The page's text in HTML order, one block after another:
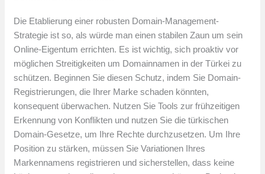
Die Etablierung einer robusten Domain-Management-
Strategie ist so, als würde man einen stabilen Zaun um sein
Online-Eigentum errichten. Es ist wichtig, sich proaktiv vor
möglichen Streitigkeiten um Domainnamen in der Türkei zu
schützen. Beginnen Sie diesen Schutz, indem Sie Domain-
Registrierungen, die Ihrer Marke schaden könnten,
konsequent überwachen. Nutzen Sie Tools zur frühzeitigen
Erkennung von Konflikten und nutzen Sie die türkischen
Domain-Gesetze, um Ihre Rechte durchzusetzen. Um Ihre
Position zu stärken, müssen Sie Variationen Ihres
Markennamens registrieren und sicherstellen, dass keine